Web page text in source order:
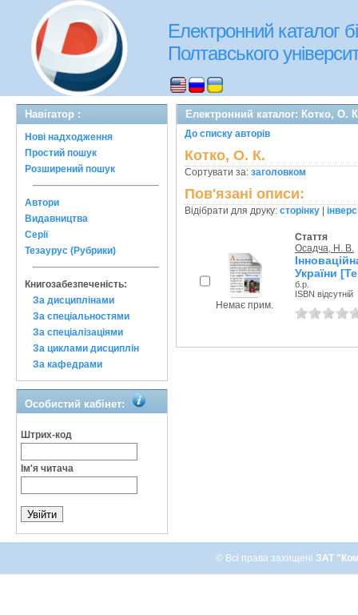
Електронний каталог
Полтавського
Навігатор :
Нові надходження
Простий пошук
Розширений пошук
Автори
Видавництва
Серії
Тезаурус (Рубрики)
Книгозабезпеченість:
За дисциплінами
За спеціальностями
За спеціалізаціями
За циклами дисциплін
За кафедрами
Особистий кабінет:
Штрих-код
Ім'я читача
Електронний каталог: Котко, О.
До списку авторів
Котко, О. К.
Сортувати за: заголовком
Пов'язані описи:
Відібрати для друку: сторінку
Немає прим.
Стаття
Осадча, Н. В.
України
б.р.
ISBN відсутній
© Всі права захищені ЗАТ